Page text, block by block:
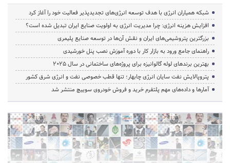
شبکه همیاران انرژی با هدف توسعه انرژی‌های تجدیدپذیر فعالیت خود را آغاز کرد
افزایش هزینه انرژی: چرا مدیریت انرژی به اولویت صنایع ایران تبدیل شده است؟
بزرگترین پتروشیمی‌های ایران و نقش آن‌ها در توسعه صنایع پلیمری
راهنمای جامع ورود به بازار کار با دوره آموزش نصب پنل خورشیدی
بهترین برندهای لوله گالوانیزه برای پروژه‌های ساختمانی در سال ۲۰۲۵
پتروپالایش نفت سایان انرژی چابهار؛ تنها قطب خصوصی نفت و انرژی شرق کشور
آمارها و داده‌های مهم پلتفرم خرید و فروش خودروی سوییچ منتشر شد